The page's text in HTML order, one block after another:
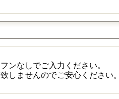
ンなしでご入力ください。
しませんのでご安心ください。